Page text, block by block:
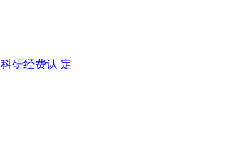
科研经费认 定